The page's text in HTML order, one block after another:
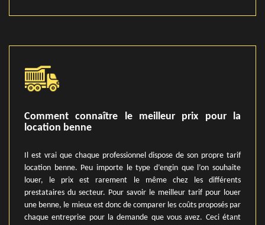
Comment connaître le meilleur prix pour la
location benne
Il est vrai que chaque professionnel dispose de son propre tarif
location benne. Peu importe le type d’engin que l’on souhaite
louer, le prix est rarement le même chez les différents
prestataires du secteur. Pour savoir le meilleur tarif pour louer
une benne, le mieux est donc de comparer les coûts proposés par
chaque entreprise pour la demande que vous avez. Ceci étant